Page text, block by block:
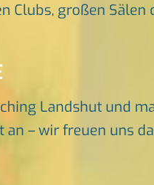
Clubs, großen Sälen
Landshut und
– wir freuen uns